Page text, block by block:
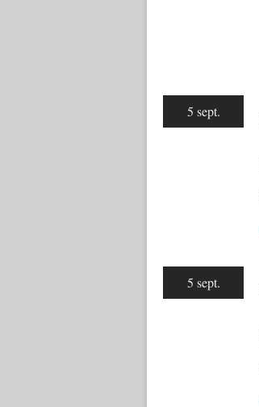
5 sept.
5 sept.